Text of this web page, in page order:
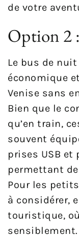
de votre
Option 2
Le bus de
économique
Venise sans
Bien que le
qu’en train,
souvent
prises USB et
permettant
Pour les
à considérer,
touristique,
sensiblement.